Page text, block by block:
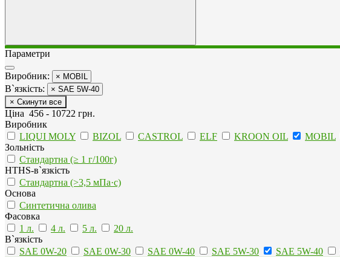
Параметри
Виробник: × MOBIL
В`язкість:
× SAE 5W-40
× Скинути все
Ціна 456 - 10722 грн.
Виробник
LIQUI MOLY
BIZOL CASTROL ELF KROON OIL MOBIL
Зольність
Стандартна (≥ 1 г/100г)
HTHS-в`язкість
Стандартна (>3,5 мПа·с)
Основа
Синтетична олива
Фасовка
1 л.
4 л. 5 л.
20 л.
В`язкість
SAE 0W-20
SAE 0W-30 SAE 0W-40 SAE 5W-30 SAE 5W-40